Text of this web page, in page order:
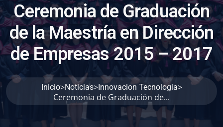
Ceremonia de Graduación
de aMaestríaenDirección
deEmpresas2015–2017
Inicio>Noticias>Innovacion Tecnologia>
Ceremonia de Graduación de...